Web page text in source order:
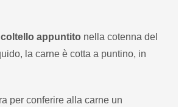
appuntito nella cotenna del
la carne è cotta a puntino, in
per conferire alla carne un